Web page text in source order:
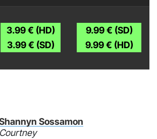
3.99 € (HD)
3.99 € (SD)
9.99 € (SD)
9.99 € (HD)
Sossamon
Courtney